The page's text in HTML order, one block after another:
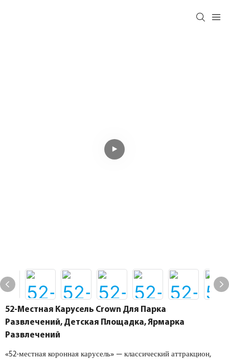
52-Местная Карусель Crown Для Парка
Развлечений, Детская Площадка, Ярмарка
Развлечений
«52-местная коронная карусель» — классический аттракцион,